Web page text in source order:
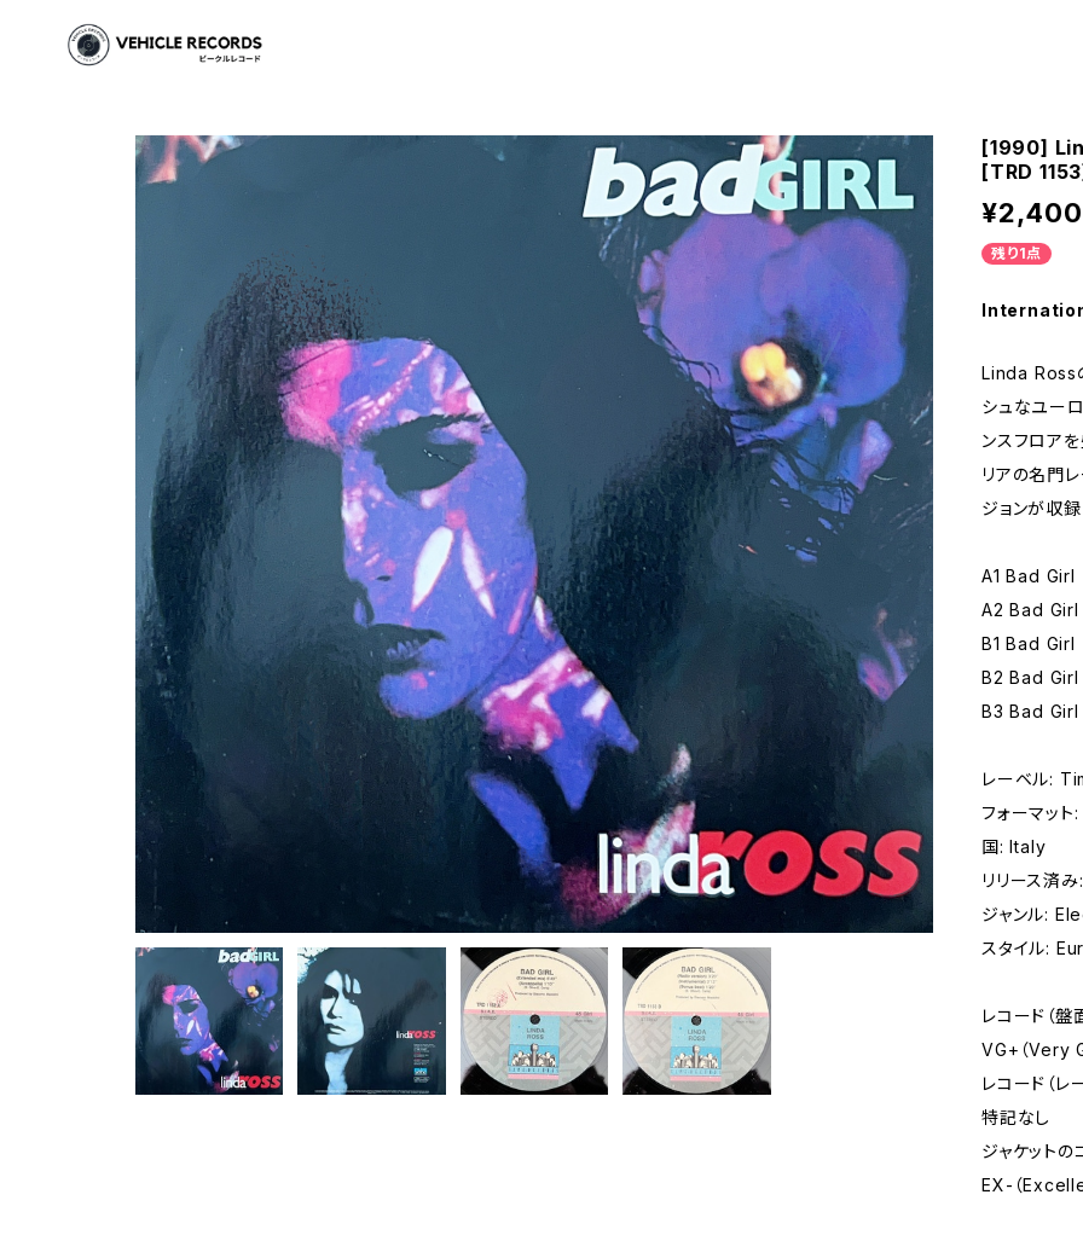
[1990]
[TRD
¥2,400
残り1点
Linda Ross
シュなユー
ンスフロア
リアの名門
ジョンが収
A1 Bad
A2 Bad
B1 Bad
B2 Bad
B3 Bad
レーベル:
フォーマッ
国: Italy
リリース済
ジャンル:
スタイル:
レコード（盤
VG+（Very
レコード（レ
特記なし
ジャケットの
EX-（